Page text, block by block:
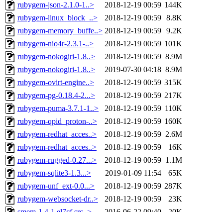
rubygem-json-2.1.0-1..> 2018-12-19 00:59 144K
rubygem-linux_block_..>
2018-12-19 00:59 8.8K
rubygem-memory_buffe..> 2018-12-19 00:59 9.2K
rubygem-nio4r-2.3.1-..>
2018-12-19 00:59 101K
rubygem-nokogiri-1.8..>
2018-12-19 00:59 8.9M
rubygem-nokogiri-1.8..>
2019-07-30 04:18 8.9M
rubygem-ovirt-engine..>
2018-12-19 00:59 315K
rubygem-pg-0.18.4-2...>
2018-12-19 00:59 217K
rubygem-puma-3.7.1-1..>
2018-12-19 00:59 110K
rubygem-qpid_proton-..>
2018-12-19 00:59 160K
rubygem-redhat_acces..>
2018-12-19 00:59 2.6M
rubygem-redhat_acces..>
2018-12-19 00:59
16K
rubygem-rugged-0.27...>
2018-12-19 00:59 1.1M
rubygem-sqlite3-1.3...>
2019-01-09 11:54
65K
rubygem-unf_ext-0.0...>
2018-12-19 00:59 287K
rubygem-websocket-dr..>
2018-12-19 00:59
23K